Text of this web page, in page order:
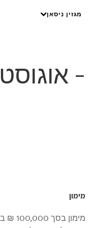
מגזין ניסאן
2026
מימון
מימון בסך 100,000 ₪ בריבית פריים